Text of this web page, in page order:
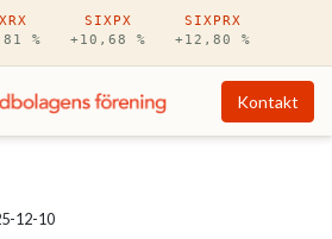
%
SIXPX
+10,68 %
SIXPRX
+12,80 %
Kontakt
12-10